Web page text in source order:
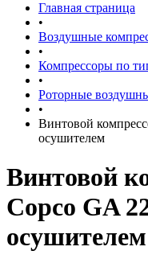
Главная страница
•
Воздушные
•
Компрессоры по
•
Роторные
•
Винтовой
осушителем
Винтовой
Copco GA
осушителем